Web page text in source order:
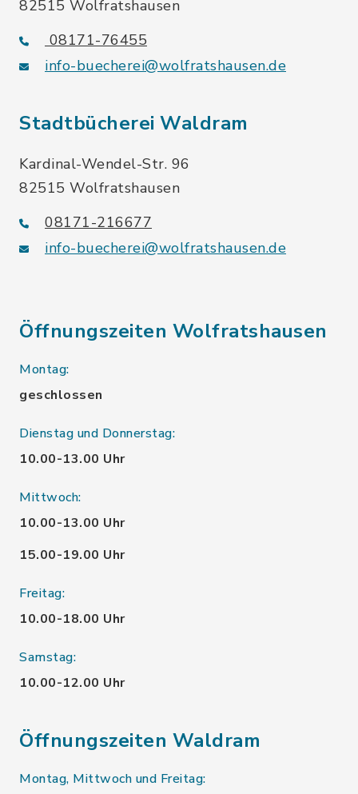
82515 Wolfratshausen
08171-76455
info-buecherei@wolfratshausen.de
Stadtbücherei Waldram
Kardinal-Wendel-Str. 96
82515 Wolfratshausen
08171-216677
info-buecherei@wolfratshausen.de
Öffnungszeiten Wolfratshausen
Montag:
geschlossen
Dienstag und Donnerstag:
10.00-13.00 Uhr
Mittwoch:
10.00-13.00 Uhr
15.00-19.00 Uhr
Freitag:
10.00-18.00 Uhr
Samstag:
10.00-12.00 Uhr
Öffnungszeiten Waldram
Montag, Mittwoch und Freitag: